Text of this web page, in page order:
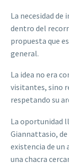
La necesidad
dentro del
propuesta que
general.
La idea no era
visitantes, sino
respetando su
La oportunidad
Giannattasio, de
existencia de un
una chacra